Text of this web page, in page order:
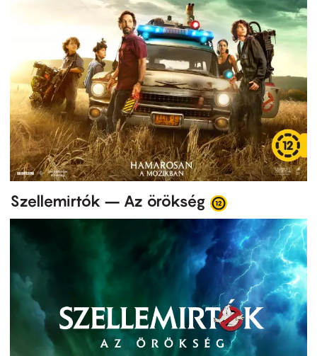
Szellemirtók – Az örökség